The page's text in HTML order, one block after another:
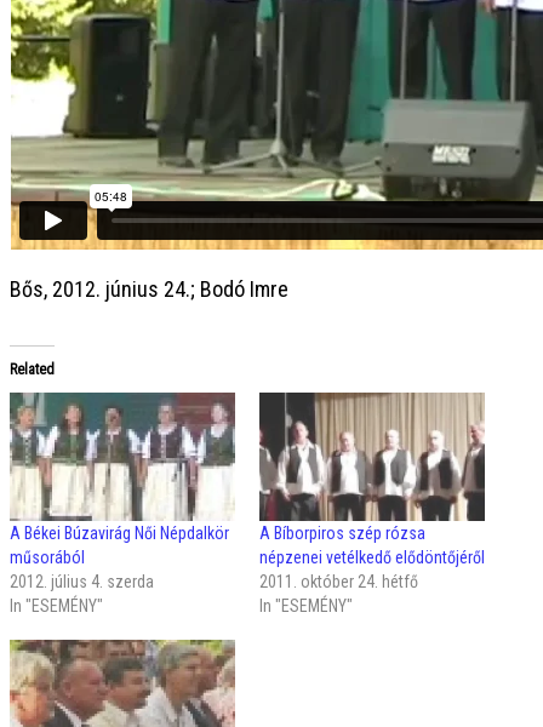
Bős, 2012. június 24.; Bodó Imre
Related
A Békei Búzavirág Női Népdalkör
műsorából
2012. július 4. szerda
In "ESEMÉNY"
A Bíborpiros szép rózsa
népzenei vetélkedő elődöntőjéről
2011. október 24. hétfő
In "ESEMÉNY"